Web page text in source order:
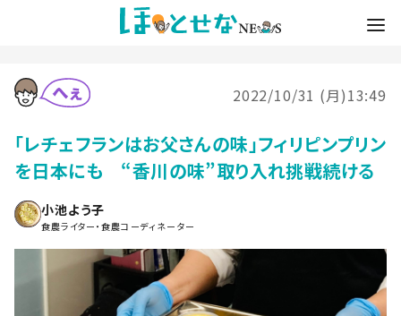
2022/10/31 (月)13:49
「レチェフランはお父さんの味」フィリピンプリン
を日本にも “香川の味”取り入れ挑戦続ける
小池よう子
食農ライター・食農コーディネーター